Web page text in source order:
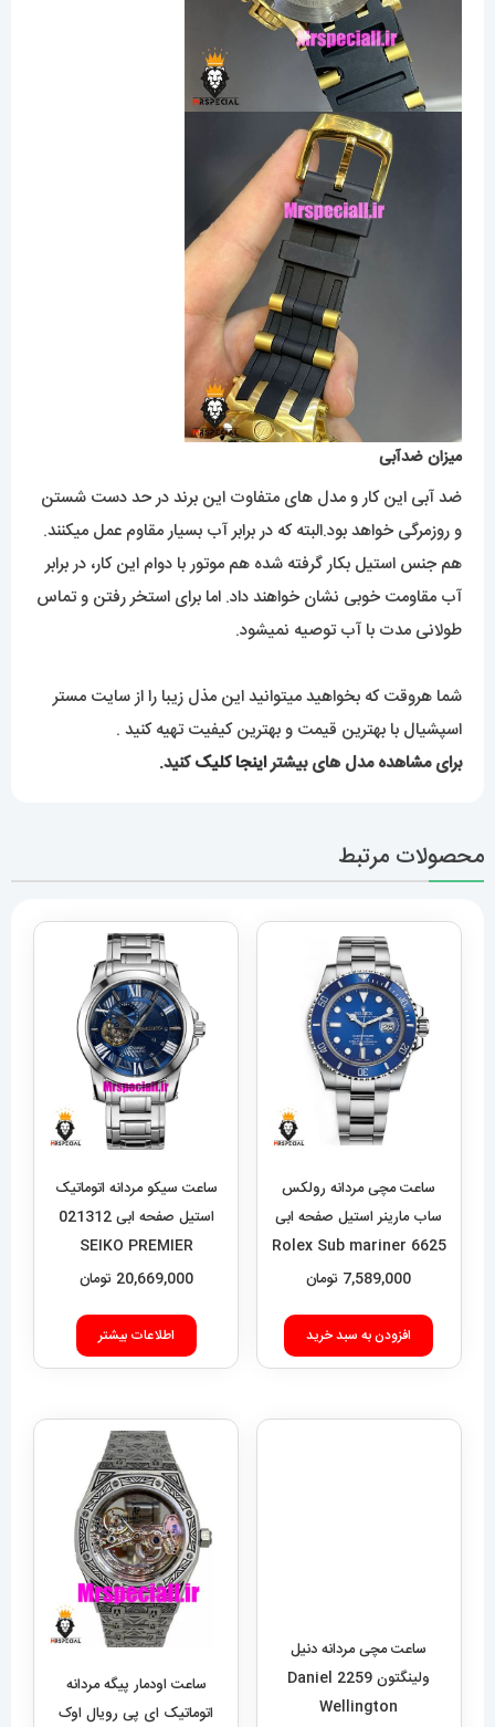
میزان ضدآبی
ضد آبی این کار و مدل های متفاوت این برند در حد دست شستن
و روزمرگی خواهد بود.البته که در برابر آب بسیار مقاوم عمل میکنند.
هم جنس استیل بکار گرفته شده هم موتور با دوام این کار، در برابر
آب مقاومت خوبی نشان خواهند داد. اما برای استخر رفتن و تماس
طولانی مدت با آب توصیه نمیشود.
شما هروقت که بخواهید میتوانید این مذل زیبا را از سایت مستر
اسپشیال با بهترین قیمت و بهترین کیفیت تهیه کنید .
برای مشاهده مدل های بیشتراینجا کلیککنید.
محصولات مرتبط
ساعت مچی مردانه رولکس
ساب مارینر استیل صفحه ابی
6625 Rolex Sub mariner
7,589,000 تومان
افزودن به سبد خرید
ساعت سیکو مردانه اتوماتیک
استیل صفحه ابی 021312
SEIKO PREMIER
20,669,000 تومان
اطلاعات بیشتر
ساعت مچی مردانه دنیل
ولینگتون 2259 Daniel
Wellington
ساعت اودمار پیگه مردانه
اتوماتیک ای پی رویال اوک